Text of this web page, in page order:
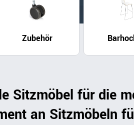
Büromöbel-Sets
Einzelarbeitsplätze
Sitzmöbel für die
an Sitzmöbeln
Zubehör